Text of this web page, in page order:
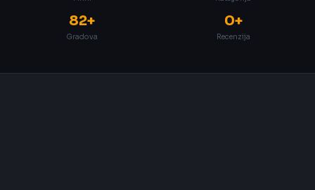
82+
Gradova
0+
Recenzija